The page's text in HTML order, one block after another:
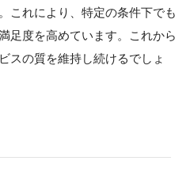
これにより、特定の条件下でも
足度を高めています。これから
スの質を維持し続けるでしょ